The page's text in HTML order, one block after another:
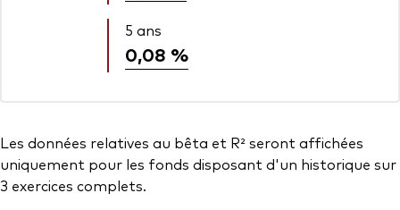
5 ans
0,08 %
Les données relatives au bêta et R² seront affichées
uniquement pour les fonds disposant d'un historique sur
3 exercices complets.